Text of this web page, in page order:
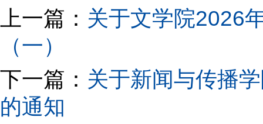
上一篇： 关于文学院2026
（一）
下一篇： 关于新闻与传播
的通知